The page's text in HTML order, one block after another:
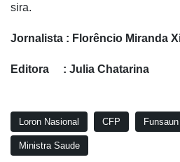
sira.
Jornalista : Florêncio Miranda
Editora : Julia Chatarina
Loron Nasional CFP
Ministra Saude